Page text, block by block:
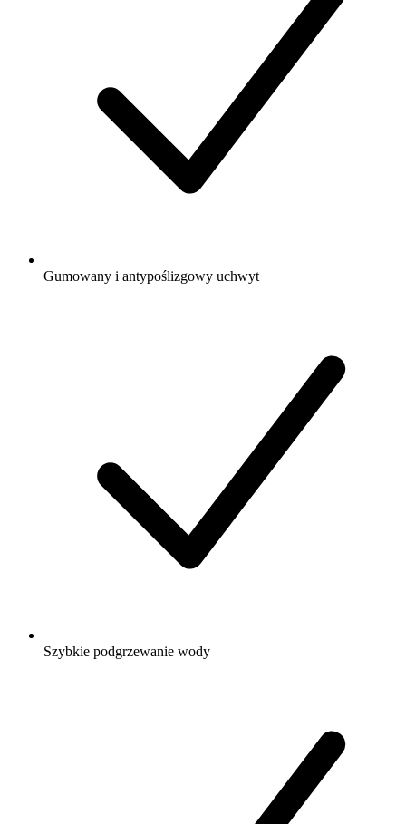
Gumowany i antypoślizgowy uchwyt
Szybkie podgrzewanie wody